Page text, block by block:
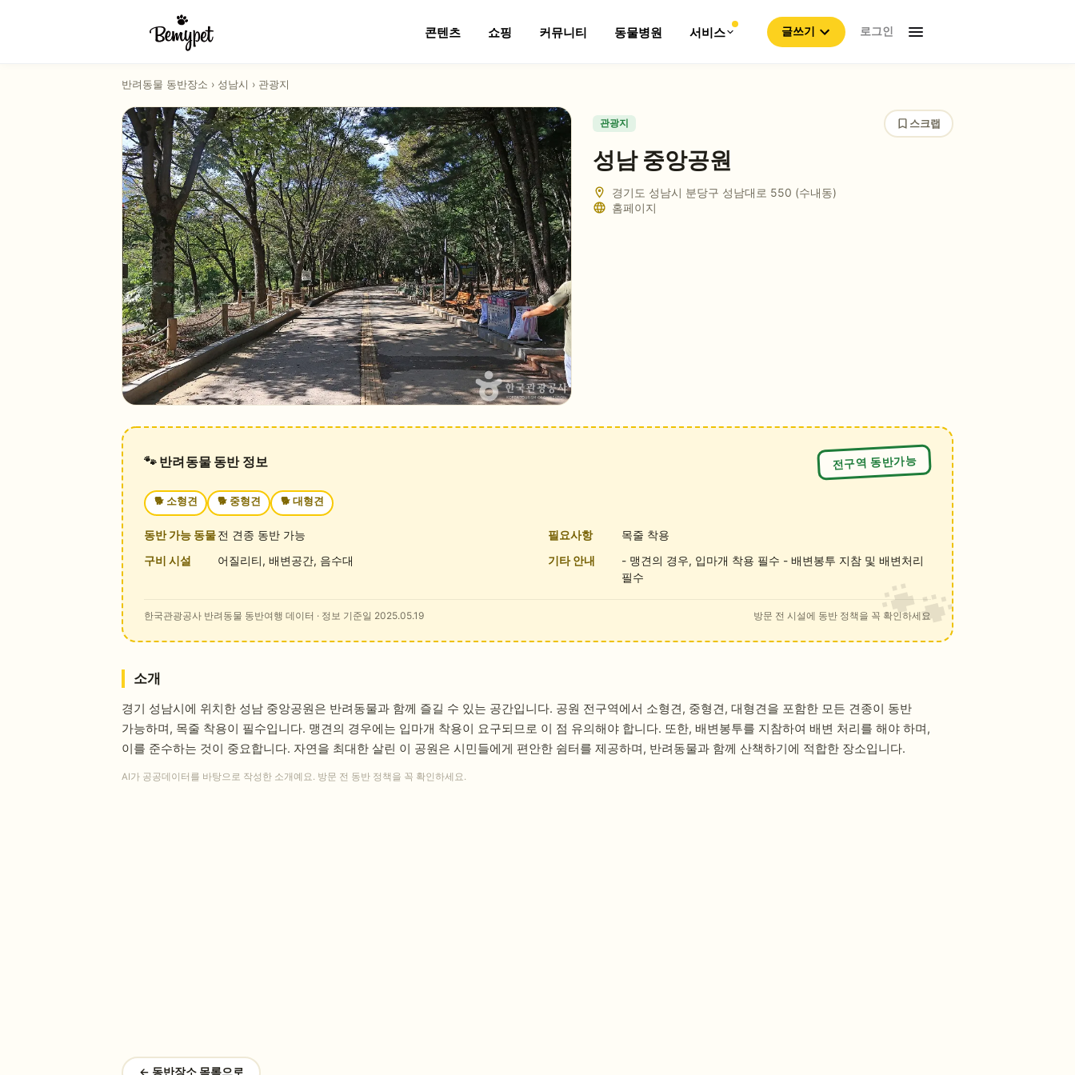
콘텐츠 쇼핑 커뮤니티 동물병원 서비스 글쓰기 로그인
반려동물 동반장소 › 성남시 › 관광지
관광지 스크랩
성남 중앙공원
경기도 성남시 분당구 성남대로 550 (수내동)
홈페이지
🐾 반려동물 동반 정보 전구역 동반가능
🐕 소형견 🐕 중형견 🐕 대형견
동반 가능 동물전 견종 동반 가능 필요사항
목줄 착용
구비 시설
어질리티, 배변공간, 음수대 기타 안내
- 맹견의 경우, 입마개 착용 필수 - 배변봉투 지참 및 배변처리
필수
한국관광공사 반려동물 동반여행 데이터 · 정보 기준일 2025.05.19 방문 전 시설에 동반 정책을 꼭 확인하세요
소개
경기 성남시에 위치한 성남 중앙공원은 반려동물과 함께 즐길 수 있는 공간입니다. 공원 전구역에서 소형견, 중형견, 대형견을 포함한 모든 견종이 동반
가능하며, 목줄 착용이 필수입니다. 맹견의 경우에는 입마개 착용이 요구되므로 이 점 유의해야 합니다. 또한, 배변봉투를 지참하여 배변 처리를 해야 하며,
이를 준수하는 것이 중요합니다. 자연을 최대한 살린 이 공원은 시민들에게 편안한 쉼터를 제공하며, 반려동물과 함께 산책하기에 적합한 장소입니다.
AI가 공공데이터를 바탕으로 작성한 소개예요. 방문 전 동반 정책을 꼭 확인하세요.
← 동반장소 목록으로